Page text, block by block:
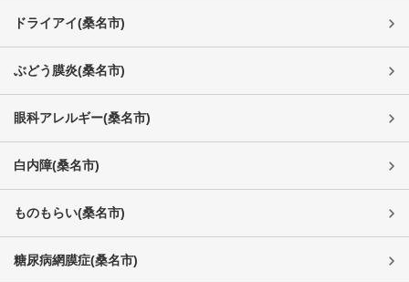
ドライアイ(桑名市)
ぶどう膜炎(桑名市)
眼科アレルギー(桑名市)
白内障(桑名市)
ものもらい(桑名市)
糖尿病網膜症(桑名市)